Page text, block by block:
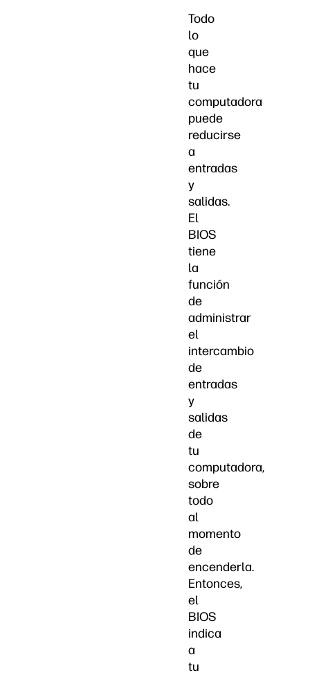
Todo
lo
que
hace
tu
computadora
puede
reducirse
a
entradas
y
salidas.
El
BIOS
tiene
la
función
de
administrar
el
intercambio
de
entradas
y
salidas
de
tu
computadora,
sobre
todo
al
momento
de
encenderla.
Entonces,
el
BIOS
indica
a
tu